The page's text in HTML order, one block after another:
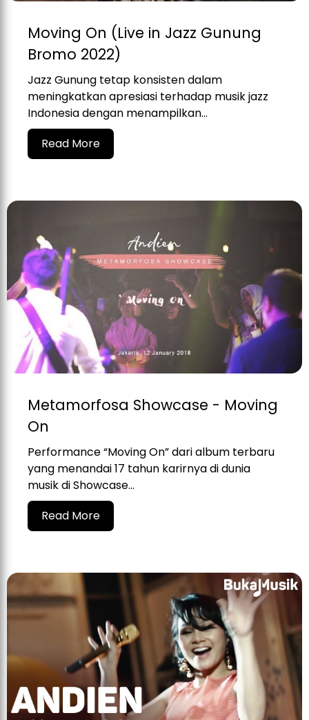
Moving On (Live in Jazz Gunung
Bromo 2022)
Jazz Gunung tetap konsisten dalam
meningkatkan apresiasi terhadap musik jazz
Indonesia dengan menampilkan...
Read More
Metamorfosa Showcase - Moving
On
Performance “Moving On” dari album terbaru
yang menandai 17 tahun karirnya di dunia
musik di Showcase...
Read More